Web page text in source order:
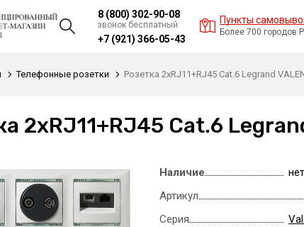
8 (800) 302-90-08
звонок бесплатный
+7 (921) 366-05-43
Пункты
Более 700 городов
Телефонные розетки Розетка 2xRJ11+RJ45 Cat.6 Legrand
2xRJ11+RJ45 Cat.6
Наличие
Артикул
Серия